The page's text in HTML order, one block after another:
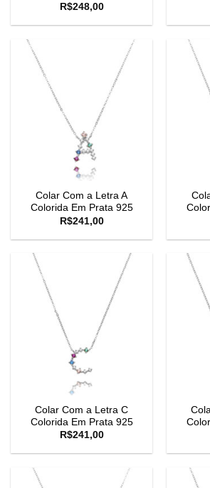
R$248,00
Colar Com a Letra A
Colorida Em Prata 925
R$241,00
Colar Com a Letra C
Colorida Em Prata 925
R$241,00